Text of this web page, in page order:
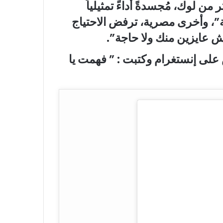
من لوك، مُجسدةً أداءً تمثيلياً
وأخرى مصرية، ترفض الاحتياج
عايزين منك ولا حاجة”.
إنستغرام وكتبت : ” فهمت يا